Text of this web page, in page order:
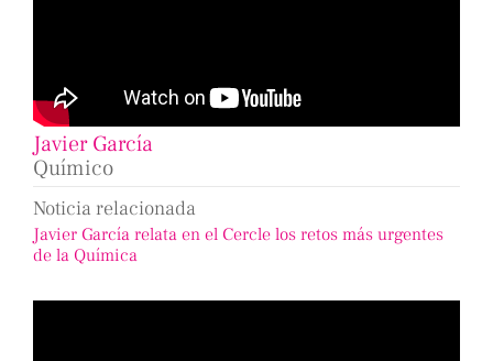
Javier García
Químico
Noticia relacionada
Javier García relata en el Cercle los retos más urgentes
de la Química